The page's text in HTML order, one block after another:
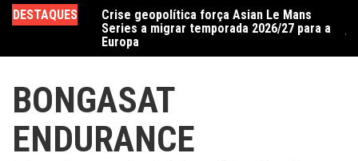
para
conteúdo
DESTAQUES
Crise geopolítica força Asian Le Mans
Series a migrar temporada 2026/27 para a
Europa
Cadillac, em parceria com a WTR, quebra
jejum de dois anos e vence prova caótica
em Road America
BONGASAT
ENDURANCE